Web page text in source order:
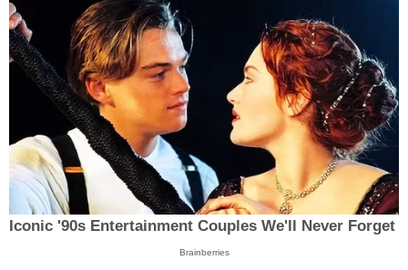
Iconic '90s Entertainment Couples We'll Never Forget
Brainberries